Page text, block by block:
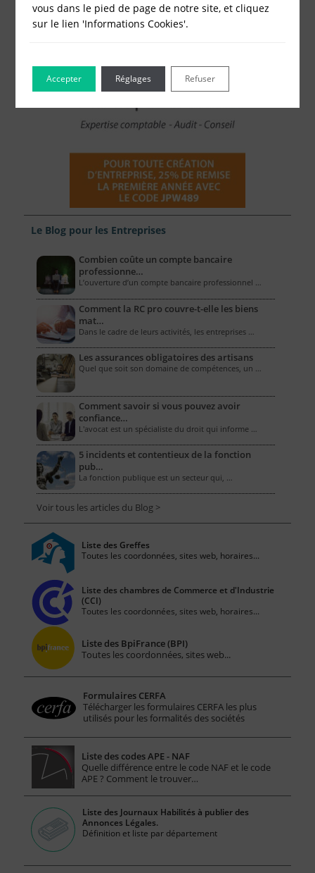
Le Blog pour les Entreprises
Combien coûte un compte bancaire
professionne…
L’ouverture d’un compte bancaire professionnel …
Comment la RC pro couvre-t-elle les biens
mat…
Dans le cadre de leurs activités, les entreprises …
Les assurances obligatoires des artisans
Quel que soit son domaine de compétences, un …
Comment savoir si vous pouvez avoir
confiance…
L'avocat est un spécialiste du droit qui informe …
5 incidents et contentieux de la fonction
pub…
La fonction publique est un secteur qui, …
Voir tous les articles du Blog >
Liste des Greffes
Toutes les coordonnées, sites web, horaires...
Liste des chambres de Commerce et d'Industrie
(CCI)
Toutes les coordonnées, sites web, horaires...
Liste des BpiFrance (BPI)
Toutes les coordonnées, sites web...
Formulaires CERFA
Télécharger les formulaires CERFA les plus
utilisés pour les formalités des sociétés
Liste des codes APE - NAF
Quelle différence entre le code NAF et le code
APE ? Comment le trouver…
Liste des Journaux Habilités à publier des
Annonces Légales.
Définition et liste par département
vous dans le pied de page de notre site, et cliquez
sur le lien 'Informations Cookies'.
Accepter Refuser
Réglages